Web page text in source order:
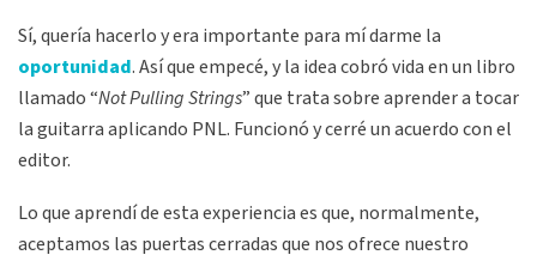
Sí, quería hacerlo y era importante para mí darme la
oportunidad. Así que empecé, y la idea cobró vida en un libro
llamado “Not Pulling Strings” que trata sobre aprender a tocar
la guitarra aplicando PNL. Funcionó y cerré un acuerdo con el
editor.
Lo que aprendí de esta experiencia es que, normalmente,
aceptamos las puertas cerradas que nos ofrece nuestro